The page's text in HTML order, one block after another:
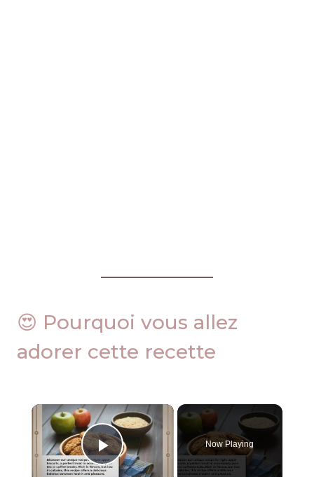
😍 Pourquoi vous allez
adorer cette recette
×
Play Video
Now Playing